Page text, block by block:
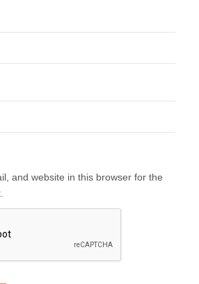
and website in this browser for the